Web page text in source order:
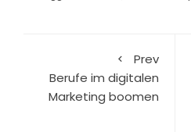
Prev
Berufe im digitalen
Marketing boomen